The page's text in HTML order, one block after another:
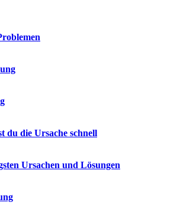
du die Ursache schnell
Ursachen und Lösungen